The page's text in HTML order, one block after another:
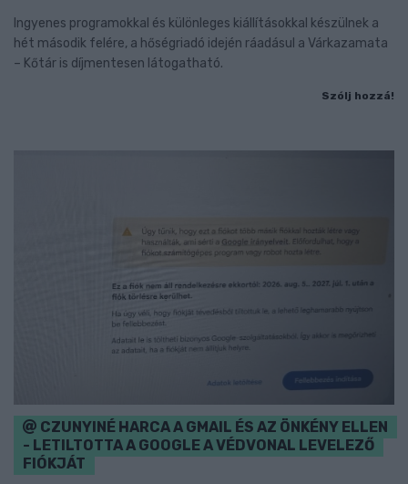
Ingyenes programokkal és különleges kiállításokkal készülnek a
hét második felére, a hőségriadó idején ráadásul a Várkazamata
– Kőtár is díjmentesen látogatható.
Szólj hozzá!
CZUNYINÉ HARCA A GMAIL ÉS AZ ÖNKÉNY ELLEN
- LETILTOTTA A GOOGLE A VÉDVONAL LEVELEZŐ
FIÓKJÁT